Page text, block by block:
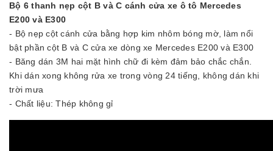
Bộ 6 thanh nẹp cột B và C cánh cửa xe ô tô Mercedes
E200 và E300
- Bộ nẹp cột cánh cửa bằng hợp kim nhôm bóng mờ, làm nổi
bật phần cột B và C cửa xe dòng xe Mercedes E200 và E300
- Băng dán 3M hai mặt hình chữ đi kèm đảm bảo chắc chắn.
Khi dán xong không rửa xe trong vòng 24 tiếng, không dán khi
trời mưa
- Chất liệu: Thép không gỉ